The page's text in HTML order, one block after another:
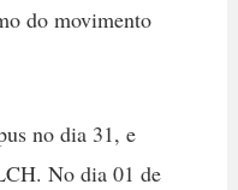
do movimento
no dia 31, e
No dia 01 de